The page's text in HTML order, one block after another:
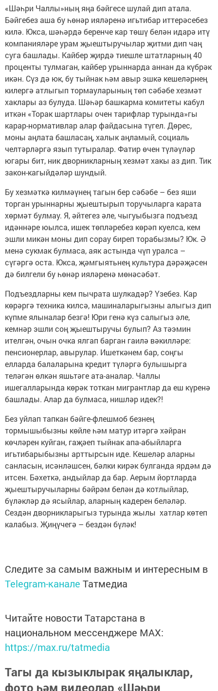
«Шәһри Чаллы»ның яңа бәйгесе шулай дип атала.
Бәйгебез аша бу һөнәр ияләренә игьтибар иттерәсебез
килә. Юкса, шәһәрдә беренче кар төшү белән идарә итү
компанияләре урам җыештыручылар җитми дип чаң
суга башлады. Кайбер җирдә тиешле штатларның 40
проценты тулмаган, кайбер урыннарда аннан да күбрәк
икән. Сүз дә юк, бу тыйнак һәм авыр эшкә кешеләрнең
килергә атлыгып тормауларының төп сәбәбе хезмәт
хаклары аз булуда. Шәһәр башкарма комитеты кабул
иткән «Торак шартлары очен тарифлар турында»гы
карар-нормативлар алар файдасына түгел. Дөрес,
моны аңлата башласаң, халык аңламый, социаль
челтәрләргә язып тутыралар. Фатир өчен түләүләр
югары бит, ник дворникларның хезмәт хакы аз дип. Тик
закон-кагыйдәләр шундый.
Бу хезмәткә килмәүнең тагын бер сәбәбе – без яши
торган урыннарны җыештырып торучыларга карата
хөрмәт булмау. Я, әйтегез әле, чыгуыбызга подъезд
идәннәре юылса, ишек төпләребез көрәп куелса, кем
эшли микән моны дип сорау биреп торабызмы? Юк. Ә
менә сукмак булмаса, аяк астында чүп уралса –
сүгәргә оста. Юкса, җәмгыятьнең культура дәрәҗәсен
дә билгели бу һөнәр ияләренә мөнәсәбәт.
Подъездларны кем пычрата шулкадәр? Үзебез. Кар
көрәргә техника килсә, машиналарыгызны алыгыз дип
күпме ялыналар безгә! Юри генә күз салыгыз әле,
кемнәр эшли соң җыештыручы булып? Аз тәэмин
ителгән, очын очка ялгап барган гаилә вәкилләре:
пенсионерлар, авырулар. Ишеткәнем бар, соңгы
елларда балаларына кредит түләргә булышырга
теләгән өлкән яшьтәге ата-аналар. Чаллы
ишегалларында көрәк тоткан мигрантлар да еш күренә
башлады. Алар да булмаса, нишләр идек?!
Без уйлап тапкан бәйге-флешмоб безнең
тормышыбызны көйле һәм матур итәргә хәйран
көчләрен куйган, гаҗәеп тыйнак апа-абыйларга
игьтибарыбызны арттырсын иде. Кешеләр аларны
санласын, исәнләшсен, бәлки кирәк булганда ярдәм дә
итсен. Бәхеткә, андыйлар да бар. Аерым йортларда
җыештыручыларны бәйрәм белән дә котлыйлар,
бүләкләр дә ясыйлар, аларның кадерен беләләр.
Сездән дворникларыгыз турында жылы хатлар көтеп
калабыз. Җиңүчегә – бездән бүләк!
Следите за самым важным и интересным в
Telegram-канале Татмедиа
Читайте новости Татарстана в
национальном мессенджере MАХ:
https://max.ru/tatmedia
Тагы да кызыклырак яңалыклар,
фото һәм видеолар «Шәһри